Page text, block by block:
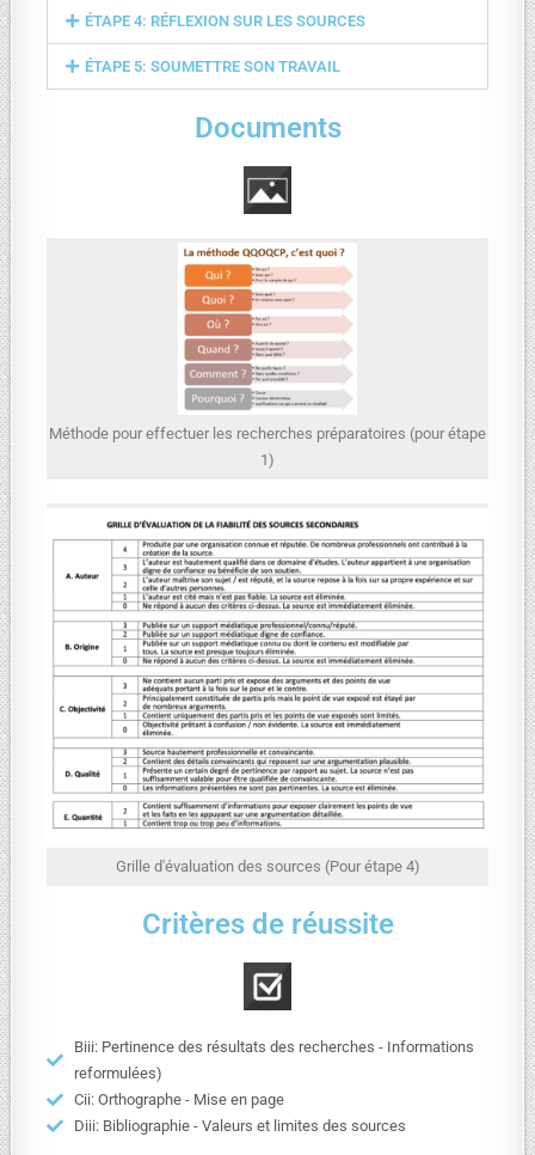
ÉTAPE 4: RÉFLEXION SUR LES SOURCES
ÉTAPE 5: SOUMETTRE SON TRAVAIL
Documents
Méthode pour effectuer les recherches préparatoires (pour étape
1)
Grille d'évaluation des sources (Pour étape 4)
Critères de réussite
Biii: Pertinence des résultats des recherches - Informations
reformulées)
Cii: Orthographe - Mise en page
Diii: Bibliographie - Valeurs et limites des sources